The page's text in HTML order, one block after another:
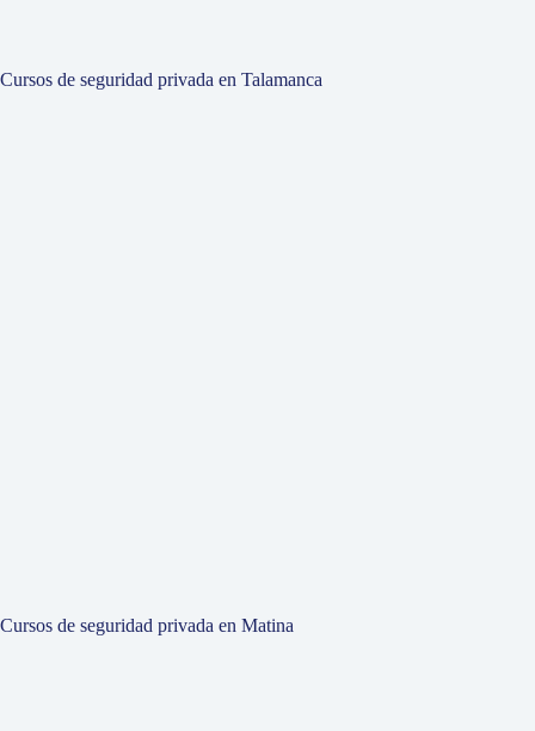
Cursos de seguridad privada en Talamanca
Cursos de seguridad privada en Matina